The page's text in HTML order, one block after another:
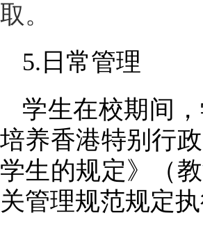
取。
5.日常管理
学生在校期间
培养香港特别行
学生的规定》（
关管理规范规定执